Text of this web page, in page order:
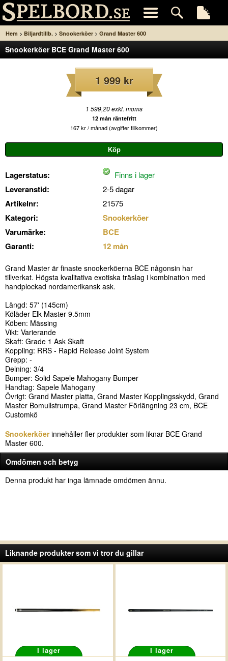
Hem > Biljardtillb. > Snookerköer > Grand Master 600
Snookerköer BCE Grand Master 600
1 999 kr
1 599,20 exkl. moms
12 mån räntefritt
167 kr / månad (avgifter tillkommer)
Lagerstatus: Finns i lager
Leveranstid: 2-5 dagar
Artikelnr: 21575
Kategori:
Snookerköer
Varumärke:
BCE
Garanti:
12 mån
Grand Master är finaste snookerköerna BCE någonsin har
tillverkat. Högsta kvalitativa exotiska träslag i kombination med
handplockad nordamerikansk ask.
Längd: 57' (145cm)
Köläder Elk Master 9.5mm
Köben: Mässing
Vikt: Varierande
Skaft: Grade 1 Ask Skaft
Koppling: RRS - Rapid Release Joint System
Grepp: -
Delning: 3/4
Bumper: Solid Sapele Mahogany Bumper
Handtag: Sapele Mahogany
Övrigt: Grand Master platta, Grand Master Kopplingsskydd, Grand
Master Bomullstrumpa, Grand Master Förlängning 23 cm, BCE
Customkö
Snookerköerinnehåller fler produkter som liknar BCE Grand
Master 600.
Omdömen och betyg
Denna produkt har inga lämnade omdömen ännu.
Liknande produkter som vi tror du gillar
I lager I lager